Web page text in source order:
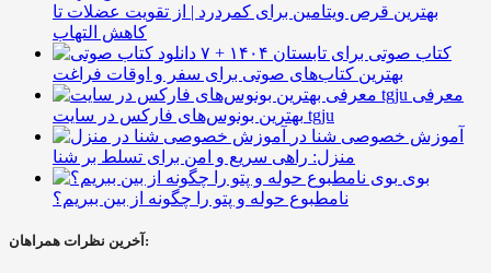
بهترین قرص ویتامین برای کمردرد | از تقویت عضلات تا
کاهش التهاب
۷ کتاب صوتی برای تابستان ۱۴۰۴ +
بهترین کتاب‌های صوتی برای سفر و اوقات فراغت
معرفی
بهترین بونوس‌های فارکس در سایت tgju
آموزش خصوصی شنا در
منزل: راهی سریع و امن برای تسلط بر شنا
بوی
نامطبوع حوله و پتو را چگونه از بین ببریم؟
آخرین نظرات همراهان: